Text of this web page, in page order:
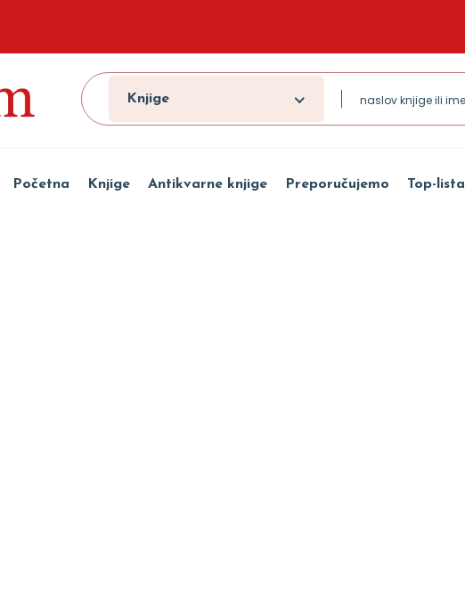
Knjige
Početna Knjige Antikvarne knjige Preporučujemo Top-lista